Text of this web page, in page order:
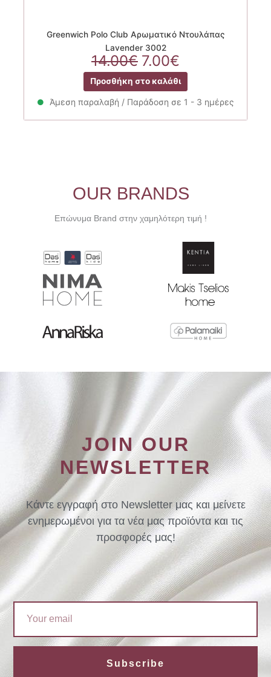
Greenwich Polo Club Αρωματικό Ντουλάπας
Lavender 3002
14.00€ Original
price
was:
14.00€.
7.00€
τρέχουσα
τιμή
είναι:
Προσθήκη στο καλάθι
Άμεση παραλαβή / Παράδοση σε 1 - 3 ημέρες
OUR BRANDS
Επώνυμα Brand στην χαμηλότερη τιμή !
JOIN OUR
NEWSLETTER
Κάντε εγγραφή στο Newsletter μας και μείνετε
ενημερωμένοι για τα νέα μας προϊόντα και τις
προσφορές μας!
Subscribe